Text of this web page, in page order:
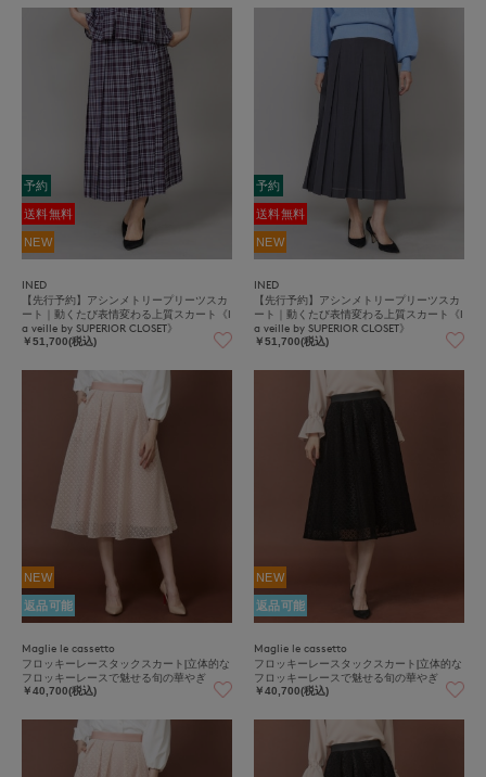
予約
送料無料
NEW
INED
【先行予約】アシンメトリープリーツスカ
ート｜動くたび表情変わる上質スカート《l
a veille by SUPERIOR CLOSET》
￥51,700(税込)
予約
送料無料
NEW
INED
【先行予約】アシンメトリープリーツスカ
ート｜動くたび表情変わる上質スカート《l
a veille by SUPERIOR CLOSET》
￥51,700(税込)
NEW
返品可能
Maglie le cassetto
フロッキーレースタックスカート|立体的な
フロッキーレースで魅せる旬の華やぎ
￥40,700(税込)
NEW
返品可能
Maglie le cassetto
フロッキーレースタックスカート|立体的な
フロッキーレースで魅せる旬の華やぎ
￥40,700(税込)